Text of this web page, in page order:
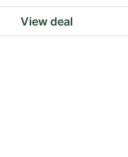
View deal